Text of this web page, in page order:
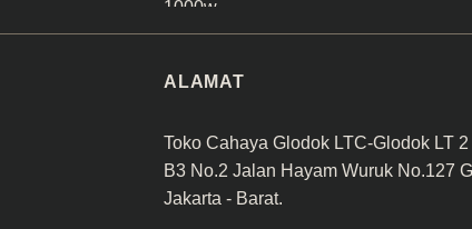
ALAMAT
Toko Cahaya Glodok LTC-Glodok LT
B3 No.2 Jalan Hayam Wuruk No.127
Jakarta - Barat.